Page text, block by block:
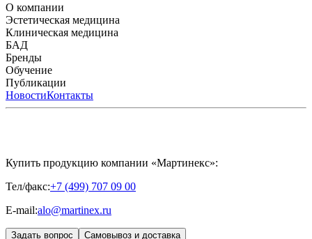
О компании
История компанииНаучный центр
центрПатентыЛаборатория
Мезотерапии
Эстетическая медицина
БиорепарацияФиллеры
пилинги
Клиническая медицина
HYALREPAIR® CHONDROreparant
DENTAL
FILLER INTIMO
БАД
CYTOHYALEX
Бренды
APRILINE®
InternationalHYALREPAIR®
ХОНДРОРЕПАРАНТ®
ДЕНТАЛMESALTERA BY DR. MIKHAYLOVAMEDIC
Обучение
Расписание мероприятий
обученияПреподаватели
Публикации
ЖУРНАЛ LES NOUVELLES ESTHÉTIQUES
«ИНЪЕКЦИОННАЯ КОСМЕТОЛОГИЯ»ЖУРНАЛ
НовостиКонтакты
Купить продукцию компании «Мартинекс»:
Тел/факс:+7 (499) 707 09 00
E-mail:alo@martinex.ru
Задать вопрос Самовывоз и доставка